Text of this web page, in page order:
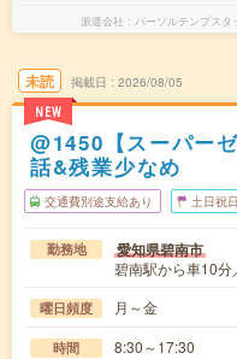
派遣会社 パーソルテンプスタ
未読
NEW
掲載日 2026/08/05
@1450【スーパー
話&残業少なめ
交通費別途支給あり 土日祝
勤務地 愛知県碧南市
碧南駅から車10
曜日頻度 月～金
時間 8:30～17:30